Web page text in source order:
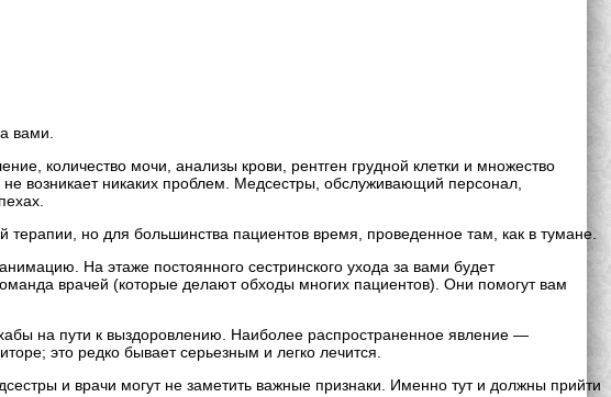
вами.
количество мочи, анализы крови, рентген грудной клетки и множество
возникает никаких проблем. Медсестры, обслуживающий персонал,
но для большинства пациентов время, проведенное там, как в тумане.
На этаже постоянного сестринского ухода за вами будет
врачей (которые делают обходы многих пациентов). Они помогут вам
на пути к выздоровлению. Наиболее распространенное явление —
это редко бывает серьезным и легко лечится.
и врачи могут не заметить важные признаки. Именно тут и должны прийти